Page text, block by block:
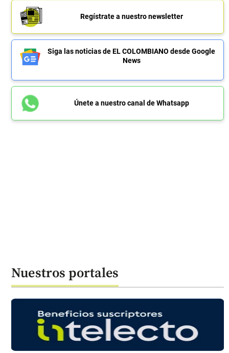
Regístrate a nuestro newsletter
Siga las noticias de EL COLOMBIANO desde Google
News
Únete a nuestro canal de Whatsapp
Nuestros portales